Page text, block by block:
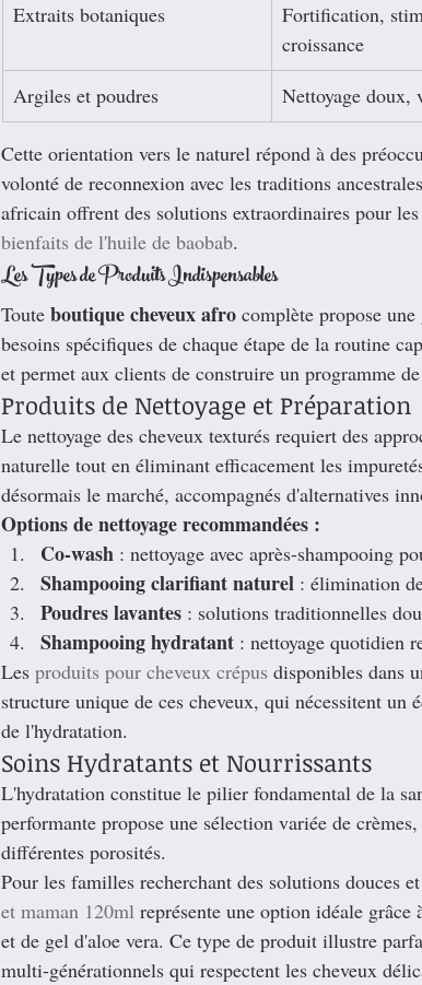
Extraits botaniques
Fortification,
croissance
Argiles et poudres Nettoyage doux,
Cette orientation vers le naturel répond à des
volonté de reconnexion avec les traditions
africain offrent des solutions extraordinaires pour
bienfaits de l'huile de baobab.
Les Types de Produits Indispensables
Toute boutique cheveux afro complète propose
besoins spécifiques de chaque étape de la routine
et permet aux clients de construire un programme
Produits de Nettoyage et Préparation
Le nettoyage des cheveux texturés requiert des
naturelle tout en éliminant efficacement les
désormais le marché, accompagnés d'alternatives
Options de nettoyage recommandées :
Co-wash : nettoyage avec après-shampooing
Shampooing clarifiant naturel : élimination
Poudres lavantes : solutions traditionnelles
Shampooing hydratant : nettoyage quotidien
Les produits pour cheveux crépus disponibles dans
structure unique de ces cheveux, qui nécessitent
de l'hydratation.
Soins Hydratants et Nourrissants
L'hydratation constitue le pilier fondamental de la
performante propose une sélection variée de
différentes porosités.
Pour les familles recherchant des solutions douces
et maman 120ml représente une option idéale
et de gel d'aloe vera. Ce type de produit illustre
multi-générationnels qui respectent les cheveux